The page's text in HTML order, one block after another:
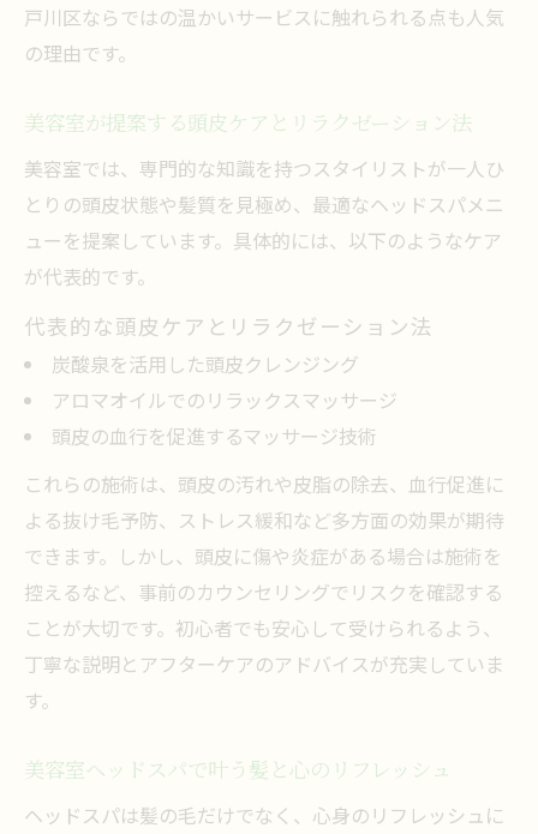
戸川区ならではの温かいサービスに触れられる点も人気
の理由です。
美容室が提案する頭皮ケアとリラクゼーション法
美容室では、専門的な知識を持つスタイリストが一人ひ
とりの頭皮状態や髪質を見極め、最適なヘッドスパメニ
ューを提案しています。具体的には、以下のようなケア
が代表的です。
代表的な頭皮ケアとリラクゼーション法
炭酸泉を活用した頭皮クレンジング
アロマオイルでのリラックスマッサージ
頭皮の血行を促進するマッサージ技術
これらの施術は、頭皮の汚れや皮脂の除去、血行促進に
よる抜け毛予防、ストレス緩和など多方面の効果が期待
できます。しかし、頭皮に傷や炎症がある場合は施術を
控えるなど、事前のカウンセリングでリスクを確認する
ことが大切です。初心者でも安心して受けられるよう、
丁寧な説明とアフターケアのアドバイスが充実していま
す。
美容室ヘッドスパで叶う髪と心のリフレッシュ
ヘッドスパは髪の毛だけでなく、心身のリフレッシュに